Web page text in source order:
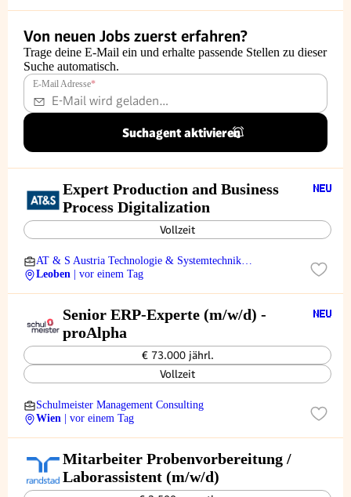
Von neuen Jobs zuerst erfahren?
Trage deine E-Mail ein und erhalte passende Stellen zu dieser
Suche automatisch.
E-Mail Adresse*
Suchagent aktivieren
Expert Production and Business
Process Digitalization
Vollzeit
AT & S Austria Technologie & Systemtechnik
Aktiengesellschaft
Leoben | vor einem Tag
Senior ERP-Experte (m/w/d) -
proAlpha
€ 73.000 jährl.
Vollzeit
Schulmeister Management Consulting
Wien
| vor einem Tag
Mitarbeiter Probenvorbereitung /
Laborassistent (m/w/d)